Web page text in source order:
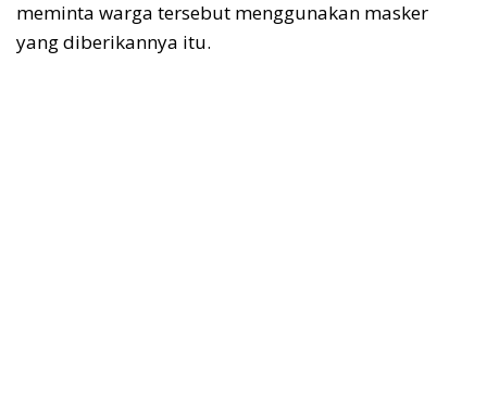
meminta warga tersebut menggunakan masker
yang diberikannya itu.